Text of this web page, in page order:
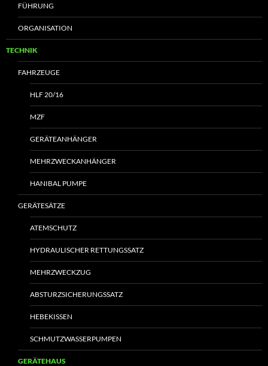
FÜHRUNG
ORGANISATION
TECHNIK
FAHRZEUGE
HLF 20/16
MZF
GERÄTEANHÄNGER
MEHRZWECKANHÄNGER
HANIBAL PUMPE
GERÄTESÄTZE
ATEMSCHUTZ
HYDRAULISCHER RETTUNGSSATZ
MEHRZWECKZUG
ABSTURZSICHERUNGSSATZ
HEBEKISSEN
SCHMUTZWASSERPUMPEN
GERÄTEHAUS